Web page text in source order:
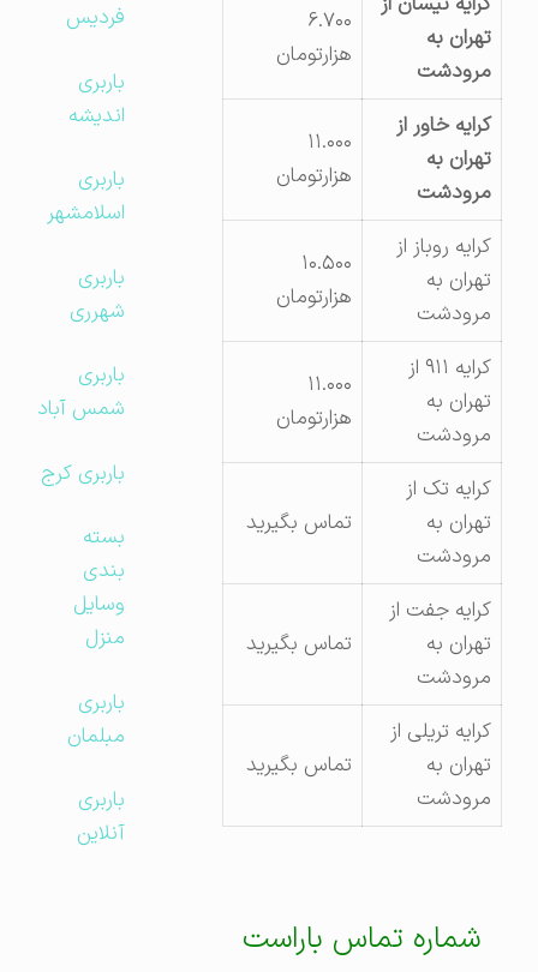
تهران به
مرودشت
۶.۷۰۰
هزارتومان
کرایه خاور از
تهران به
مرودشت
۱۱.۰۰۰
هزارتومان
کرایه روباز از
تهران به
مرودشت
۱۰.۵۰۰
هزارتومان
کرایه ۹۱۱ از
تهران به
مرودشت
۱۱.۰۰۰
هزارتومان
کرایه تک از
تهران به
مرودشت
تماس بگیرید
کرایه جفت از
تهران به
مرودشت
تماس بگیرید
کرایه تریلی از
تهران به
مرودشت
تماس بگیرید
شماره تماس باراست
فردیس
باربری
اندیشه
باربری
اسلامشهر
باربری
شهرری
باربری
شمس آباد
باربری کرج
بسته
بندی
وسایل
منزل
باربری
مبلمان
باربری
آنلاین